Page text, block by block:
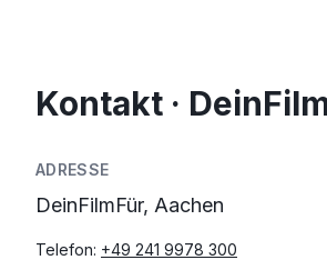
Kontakt ·
ADRESSE
DeinFilmFür, Aachen
Telefon: +49 241 9978 300